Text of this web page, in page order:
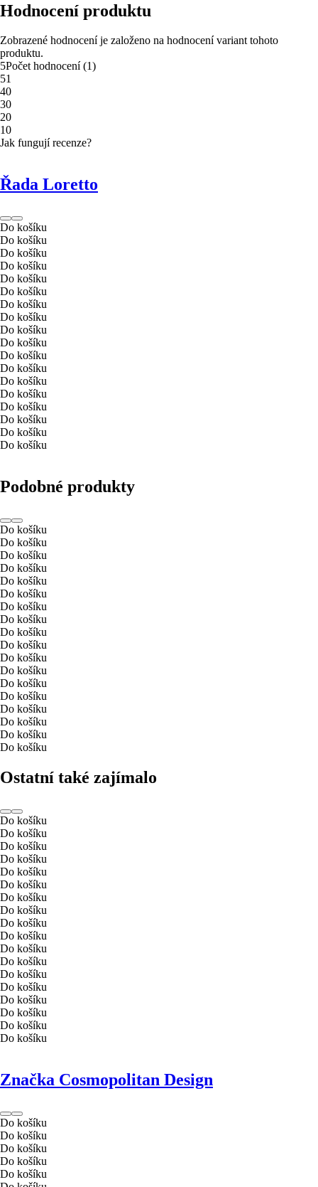
Hodnocení produktu
Zobrazené hodnocení je založeno na hodnocení variant tohoto
produktu.
5Počet hodnocení(1)
51
40
30
20
10
Jak fungují recenze?
Řada Loretto
Do košíku
Do košíku
Do košíku
Do košíku
Do košíku
Do košíku
Do košíku
Do košíku
Do košíku
Do košíku
Do košíku
Do košíku
Do košíku
Do košíku
Do košíku
Do košíku
Do košíku
Do košíku
Podobné produkty
Do košíku
Do košíku
Do košíku
Do košíku
Do košíku
Do košíku
Do košíku
Do košíku
Do košíku
Do košíku
Do košíku
Do košíku
Do košíku
Do košíku
Do košíku
Do košíku
Do košíku
Do košíku
Ostatní také zajímalo
Do košíku
Do košíku
Do košíku
Do košíku
Do košíku
Do košíku
Do košíku
Do košíku
Do košíku
Do košíku
Do košíku
Do košíku
Do košíku
Do košíku
Do košíku
Do košíku
Do košíku
Do košíku
Značka Cosmopolitan Design
Do košíku
Do košíku
Do košíku
Do košíku
Do košíku